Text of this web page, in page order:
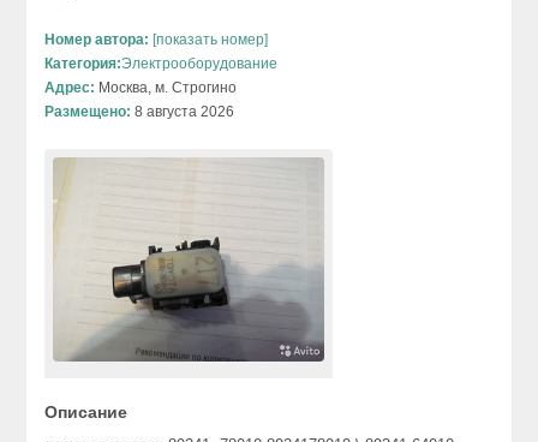
Номер автора: [показать номер]
Категория:Электрооборудование
Адрес: Москва, м. Строгино
Размещено: 8 августа 2026
Описание